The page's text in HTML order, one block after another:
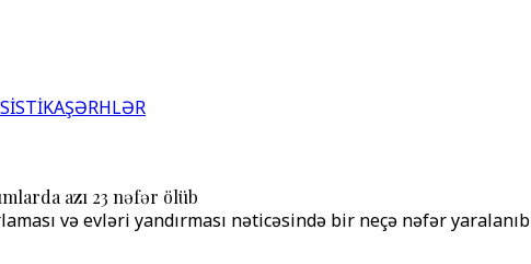
ŞƏRHLƏR
azı 23 nəfər ölüb
və evləri yandırması nəticəsində bir neçə nəfər yaralanıb